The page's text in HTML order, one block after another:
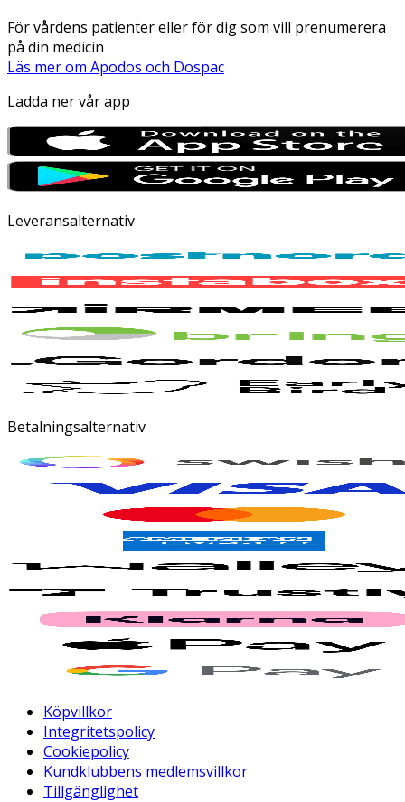
För vårdens patienter eller för dig som vill prenumerera
på din medicin
Läs mer om Apodos och Dospac
Ladda ner vår app
Leveransalternativ
Betalningsalternativ
Köpvillkor
Integritetspolicy
Cookiepolicy
Kundklubbens medlemsvillkor
Tillgänglighet